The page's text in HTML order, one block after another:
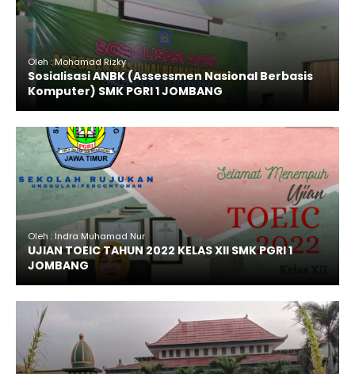
Oleh : Mohamad Rizky
Sosialisasi ANBK (Assessmen Nasional Berbasis
Komputer) SMK PGRI 1 JOMBANG
Oleh : Indra Muhamad Nur
UJIAN TOEIC TAHUN 2022 KELAS XII SMK PGRI 1
JOMBANG